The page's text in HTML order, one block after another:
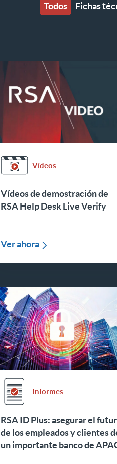
Todos Fichas
Vídeos
Vídeos de demostración de
RSA Help Desk Live Verify
Ver ahora
Informes
RSA ID Plus: asegurar el
de los empleados y clientes
un importante banco de